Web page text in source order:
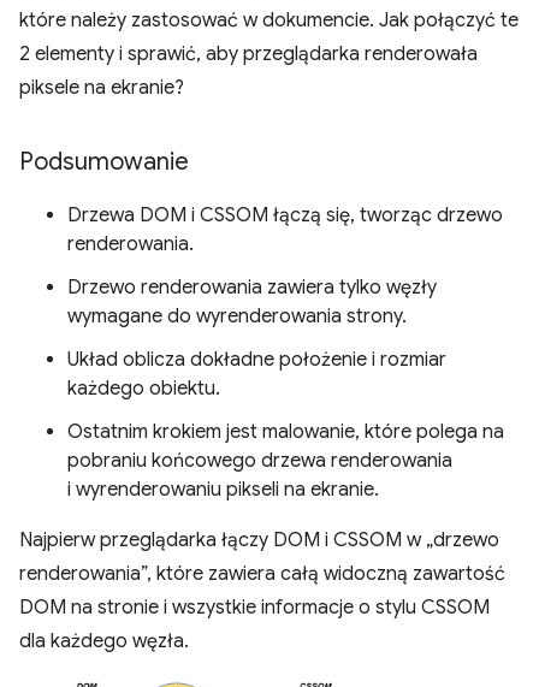
które należy zastosować w dokumencie. Jak połączyć te
2 elementy i sprawić, aby przeglądarka renderowała
piksele na ekranie?
Podsumowanie
Drzewa DOM i CSSOM łączą się, tworząc drzewo
renderowania.
Drzewo renderowania zawiera tylko węzły
wymagane do wyrenderowania strony.
Układ oblicza dokładne położenie i rozmiar
każdego obiektu.
Ostatnim krokiem jest malowanie, które polega na
pobraniu końcowego drzewa renderowania
i wyrenderowaniu pikseli na ekranie.
Najpierw przeglądarka łączy DOM i CSSOM w „drzewo
renderowania”, które zawiera całą widoczną zawartość
DOM na stronie i wszystkie informacje o stylu CSSOM
dla każdego węzła.